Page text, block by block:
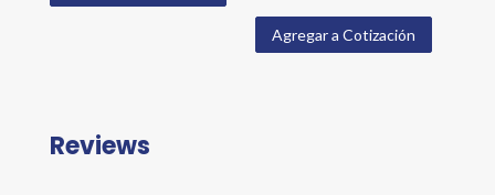
Agregar a Cotización
Reviews